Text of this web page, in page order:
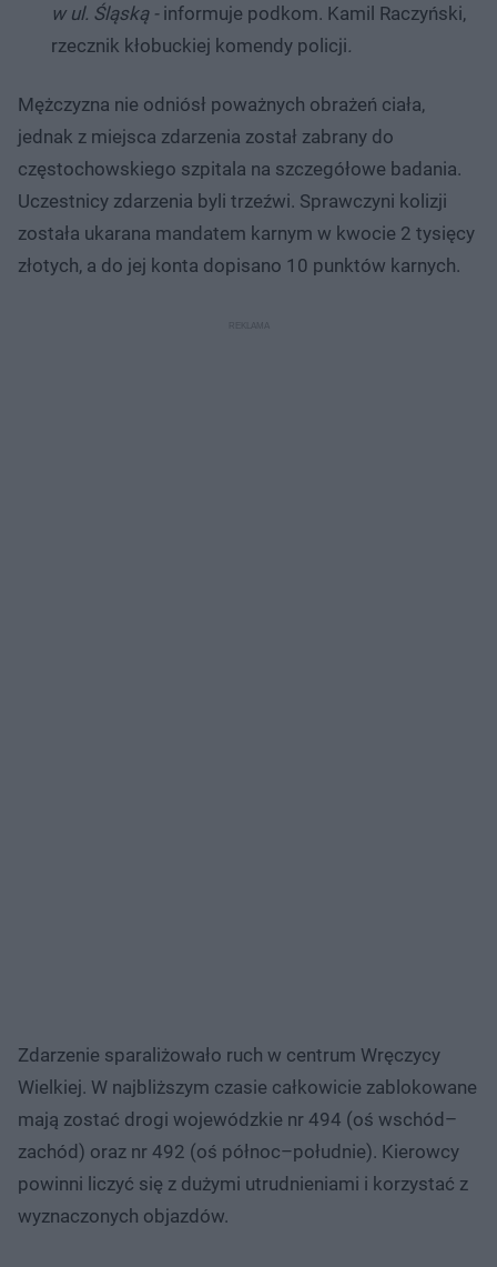
w ul. Śląską -informuje podkom. Kamil Raczyński,
rzecznik kłobuckiej komendy policji.
Mężczyzna nie odniósł poważnych obrażeń ciała,
jednak z miejsca zdarzenia został zabrany do
częstochowskiego szpitala na szczegółowe badania.
Uczestnicy zdarzenia byli trzeźwi. Sprawczyni kolizji
została ukarana mandatem karnym w kwocie 2 tysięcy
złotych, a do jej konta dopisano 10 punktów karnych.
Zdarzenie sparaliżowało ruch w centrum Wręczycy
Wielkiej. W najbliższym czasie całkowicie zablokowane
mają zostać drogi wojewódzkie nr 494 (oś wschód–
zachód) oraz nr 492 (oś północ–południe). Kierowcy
powinni liczyć się z dużymi utrudnieniami i korzystać z
wyznaczonych objazdów.